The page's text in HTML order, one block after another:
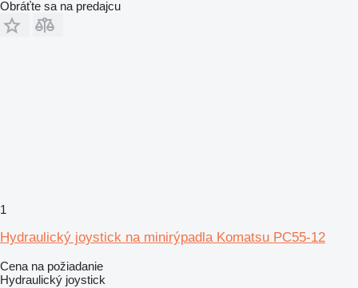
Obráťte sa na predajcu
1
Hydraulický joystick na minirýpadla Komatsu PC55-12
Cena na požiadanie
Hydraulický joystick